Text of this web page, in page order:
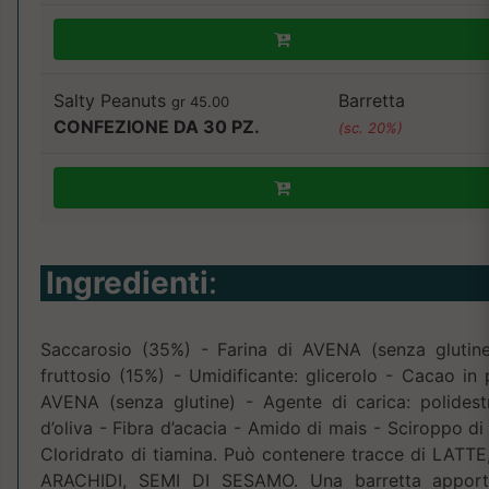
Salty Peanuts gr 45.00
CONFEZIONE DA 30 PZ.
Barretta
(sc. 20%)
Ingredienti:
Saccarosio (35%) - Farina di AVENA (senza
fruttosio (15%) - Umidificante: glicerolo - Cacao in
AVENA (senza glutine) - Agente di carica:
d’oliva - Fibra d’acacia - Amido di mais - Sciroppo
Cloridrato di tiamina. Può contenere tracce di LATTE,
ARACHIDI, SEMI DI SESAMO. Una barretta